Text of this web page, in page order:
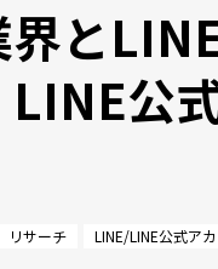
界と
公
リサーチ LINE/LINE公式ア